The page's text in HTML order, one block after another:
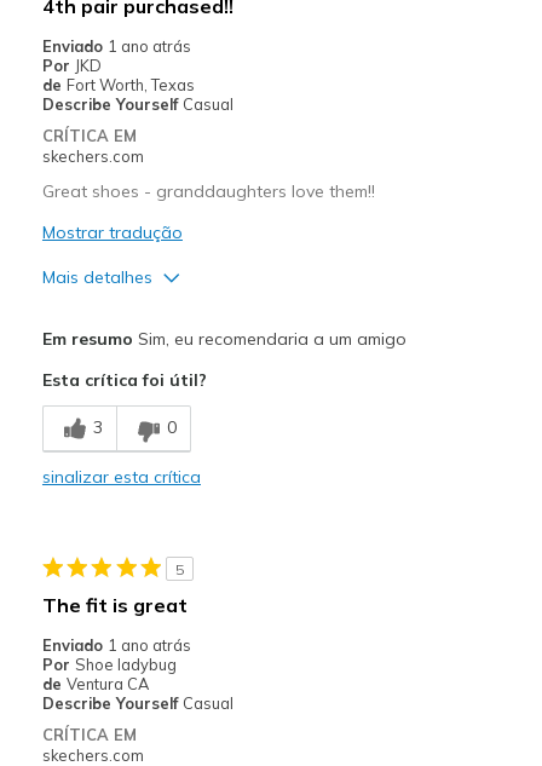
4th pair purchased!!
Enviado 1 ano atrás
Por JKD
de Fort Worth, Texas
Describe Yourself Casual
CRÍTICA EM
skechers.com
Great shoes - granddaughters love them!!
Mostrar tradução
Mais detalhes
Breathe Well
Comfortable
Melhores utilizações
Width
Sizing
Feels true to size
View On Shoes
Em resumo Sim, eu recomendaria a um amigo
Esta crítica foi útil?
3 0
sinalizar esta crítica
5
The fit is great
Enviado 1 ano atrás
Por Shoe ladybug
de Ventura CA
Describe Yourself Casual
CRÍTICA EM
skechers.com